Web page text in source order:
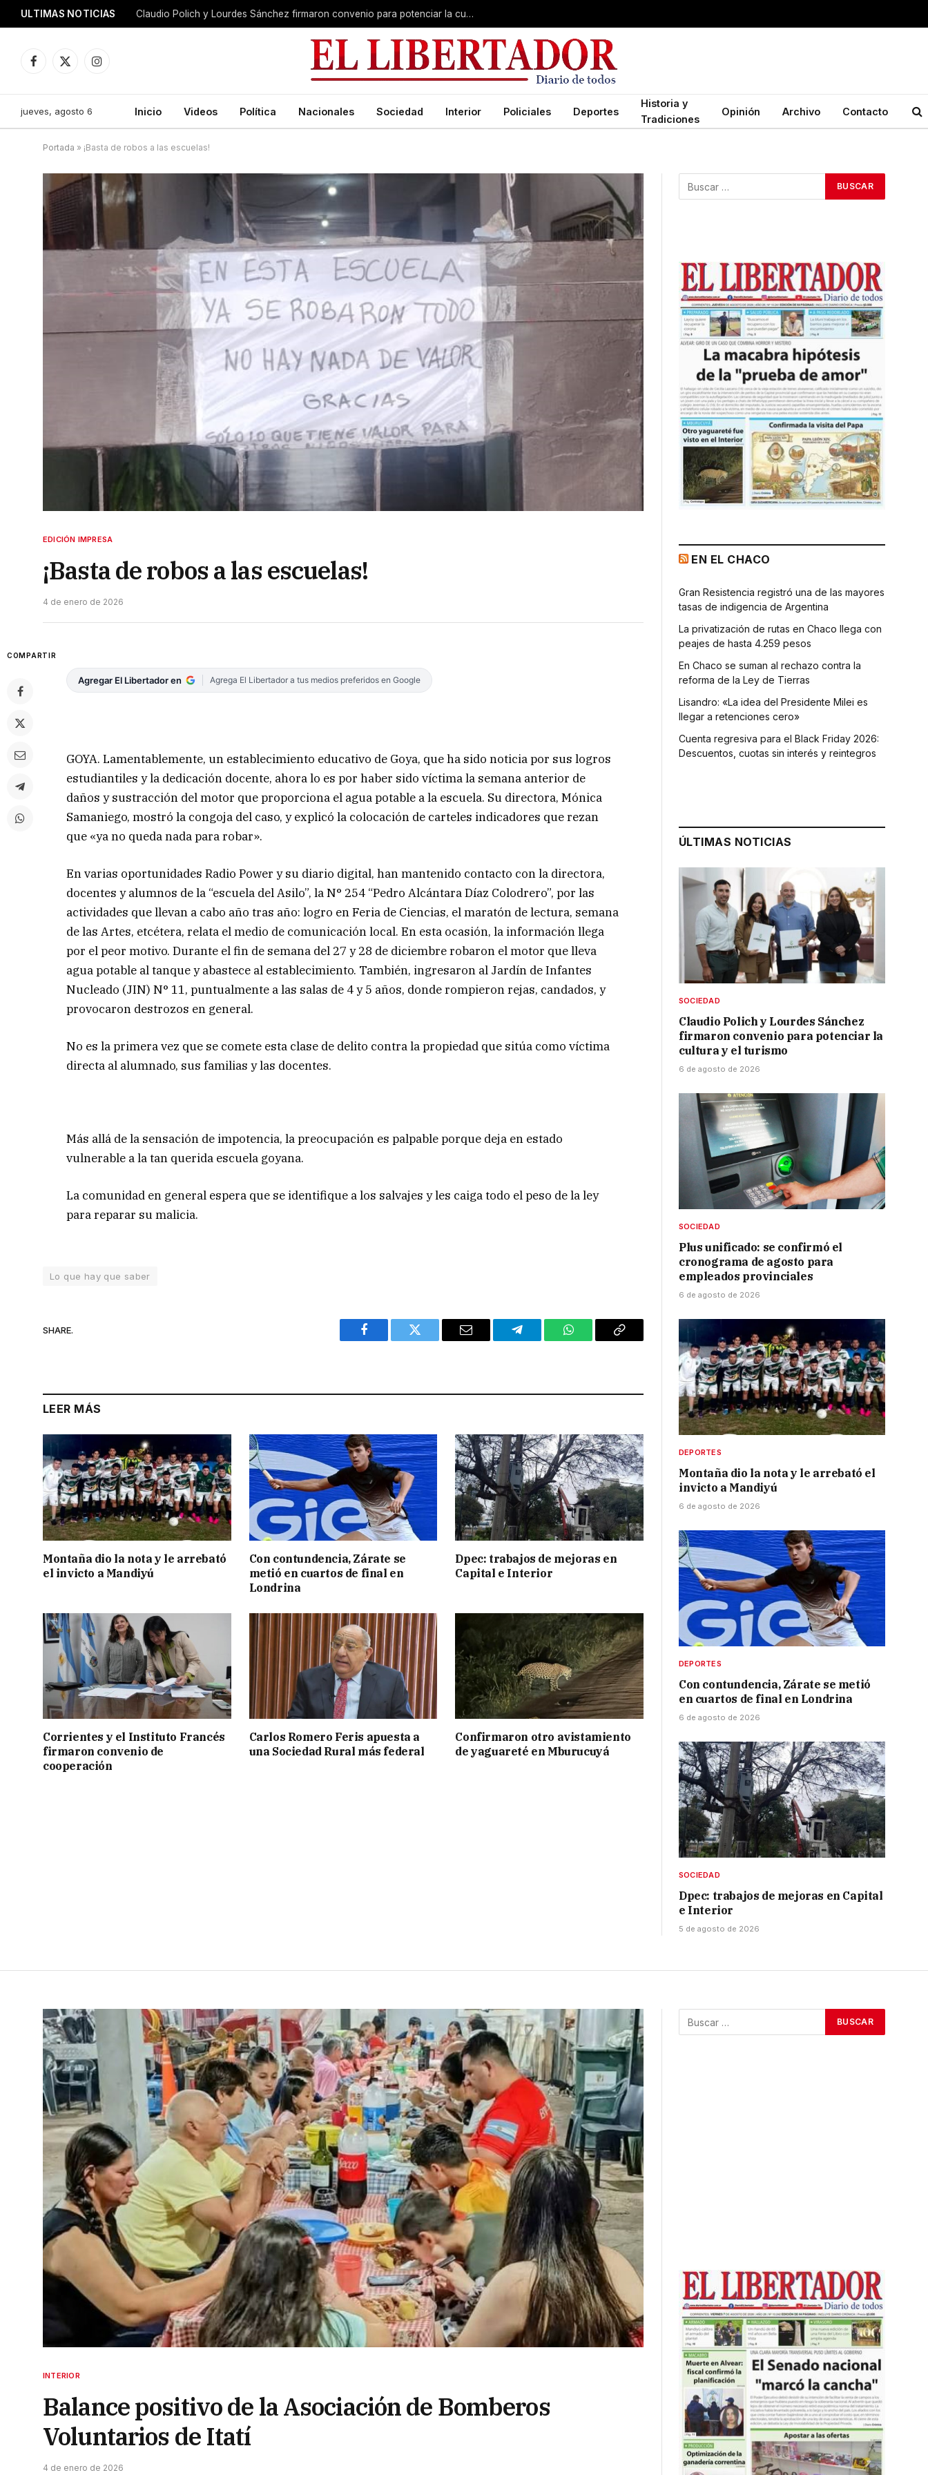
ULTIMAS NOTICIAS Claudio Polich y Lourdes Sánchez firmaron convenio para potenciar la cultura y el turismo
Facebook
X
Instagram
jueves, agosto 6 Inicio Videos Política Nacionales Sociedad Interior Policiales Deportes
Historia y
Tradiciones
Opinión Archivo Contacto
Portada » ¡Basta de robos a las escuelas!
EDICIÓN IMPRESA
¡Basta de robos a las escuelas!
4 de enero de 2026
COMPARTIR
Agregar El Libertador en Agrega El Libertador a tus medios preferidos en Google
GOYA. Lamentablemente, un establecimiento educativo de Goya, que ha sido noticia por sus logros
estudiantiles y la dedicación docente, ahora lo es por haber sido víctima la semana anterior de
daños y sustracción del motor que proporciona el agua potable a la escuela. Su directora, Mónica
Samaniego, mostró la congoja del caso, y explicó la colocación de carteles indicadores que rezan
que «ya no queda nada para robar».
En varias oportunidades Radio Power y su diario digital, han mantenido contacto con la directora,
docentes y alumnos de la “escuela del Asilo”, la N° 254 “Pedro Alcántara Díaz Colodrero”, por las
actividades que llevan a cabo año tras año: logro en Feria de Ciencias, el maratón de lectura, semana
de las Artes, etcétera, relata el medio de comunicación local. En esta ocasión, la información llega
por el peor motivo. Durante el fin de semana del 27 y 28 de diciembre robaron el motor que lleva
agua potable al tanque y abastece al establecimiento. También, ingresaron al Jardín de Infantes
Nucleado (JIN) N° 11, puntualmente a las salas de 4 y 5 años, donde rompieron rejas, candados, y
provocaron destrozos en general.
No es la primera vez que se comete esta clase de delito contra la propiedad que sitúa como víctima
directa al alumnado, sus familias y las docentes.
Más allá de la sensación de impotencia, la preocupación es palpable porque deja en estado
vulnerable a la tan querida escuela goyana.
La comunidad en general espera que se identifique a los salvajes y les caiga todo el peso de la ley
para reparar su malicia.
Lo que hay que saber
SHARE.
Facebook Twitter Email Telegram WhatsAppCopy
LEER MÁS
Montaña dio la nota y le arrebató
el invicto a Mandiyú
Con contundencia, Zárate se
metió en cuartos de final en
Londrina
Dpec: trabajos de mejoras en
Capital e Interior
Corrientes y el Instituto Francés
firmaron convenio de
cooperación
Carlos Romero Feris apuesta a
una Sociedad Rural más federal
Confirmaron otro avistamiento
de yaguareté en Mburucuyá
EN EL CHACO
Gran Resistencia registró una de las mayores
tasas de indigencia de Argentina
La privatización de rutas en Chaco llega con
peajes de hasta 4.259 pesos
En Chaco se suman al rechazo contra la
reforma de la Ley de Tierras
Lisandro: «La idea del Presidente Milei es
llegar a retenciones cero»
Cuenta regresiva para el Black Friday 2026:
Descuentos, cuotas sin interés y reintegros
ÚLTIMAS NOTICIAS
SOCIEDAD
Claudio Polich y Lourdes Sánchez
firmaron convenio para potenciar la
cultura y el turismo
6 de agosto de 2026
SOCIEDAD
Plus unificado: se confirmó el
cronograma de agosto para
empleados provinciales
6 de agosto de 2026
DEPORTES
Montaña dio la nota y le arrebató el
invicto a Mandiyú
6 de agosto de 2026
DEPORTES
Con contundencia, Zárate se metió
en cuartos de final en Londrina
6 de agosto de 2026
SOCIEDAD
Dpec: trabajos de mejoras en Capital
e Interior
5 de agosto de 2026
INTERIOR
Balance positivo de la Asociación de Bomberos
Voluntarios de Itatí
4 de enero de 2026